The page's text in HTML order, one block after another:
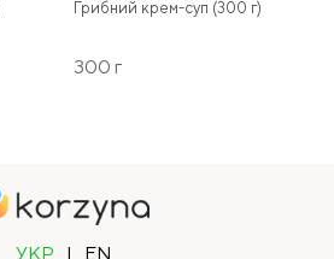
Грибний крем-суп (300 г)
300 г
УКР | EN